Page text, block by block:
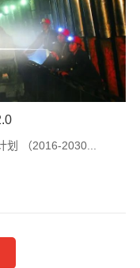
划 （2016-2030...